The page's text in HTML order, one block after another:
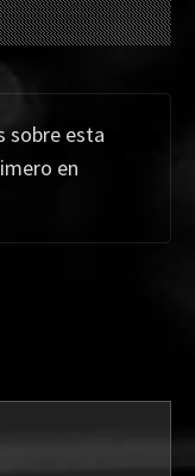
sobre esta
en